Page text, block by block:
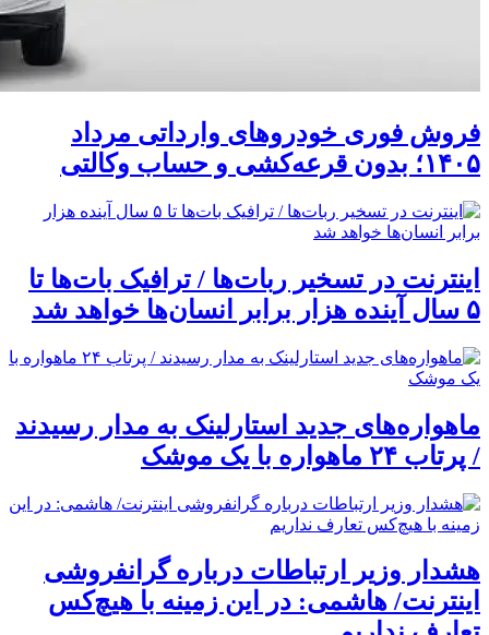
فروش فوری خودروهای وارداتی مرداد
۱۴۰۵؛ بدون قرعه‌کشی و حساب وکالتی
اینترنت در تسخیر ربات‌ها / ترافیک بات‌ها تا
۵ سال آینده هزار برابر انسان‌ها خواهد شد
ماهواره‌های جدید استارلینک به مدار رسیدند
/ پرتاب ۲۴ ماهواره با یک موشک
هشدار وزیر ارتباطات درباره گرانفروشی
اینترنت/ هاشمی: در این زمینه با هیچ‌کس